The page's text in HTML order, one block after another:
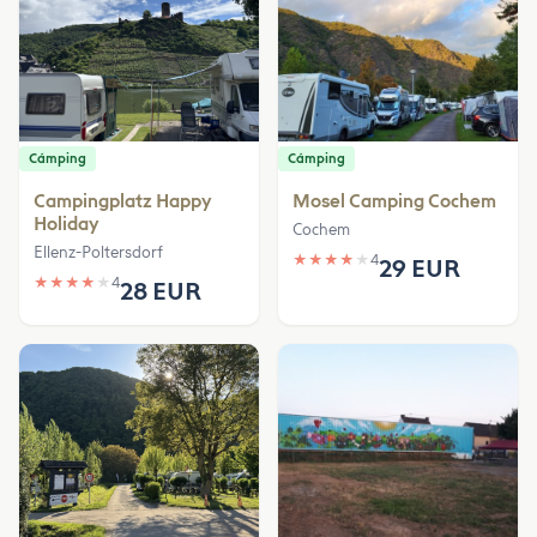
Cámping
Campingplatz Happy
Holiday
Ellenz-Poltersdorf
★ ★ ★ ★ ★ 428 EUR
Cámping
Mosel Camping Cochem
Cochem
★ ★ ★ ★ ★ 429 EUR